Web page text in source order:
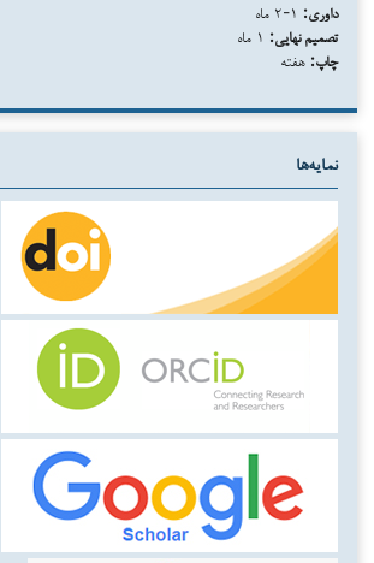
داوری:
تصمیم نهایی:
چاپ: هفته
نمایه‌ها